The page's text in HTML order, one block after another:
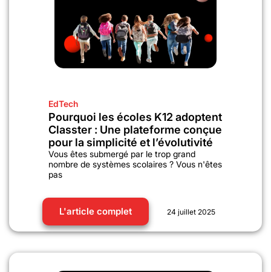
EdTech
Pourquoi les écoles K12 adoptent
Classter : Une plateforme conçue
pour la simplicité et l’évolutivité
Vous êtes submergé par le trop grand
nombre de systèmes scolaires ? Vous n'êtes
pas
L'article complet 24 juillet 2025